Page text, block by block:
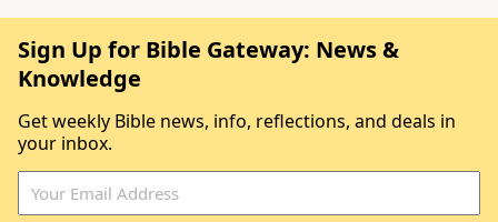
Sign Up for Bible Gateway: News &
Knowledge
Get weekly Bible news, info, reflections, and deals in
your inbox.